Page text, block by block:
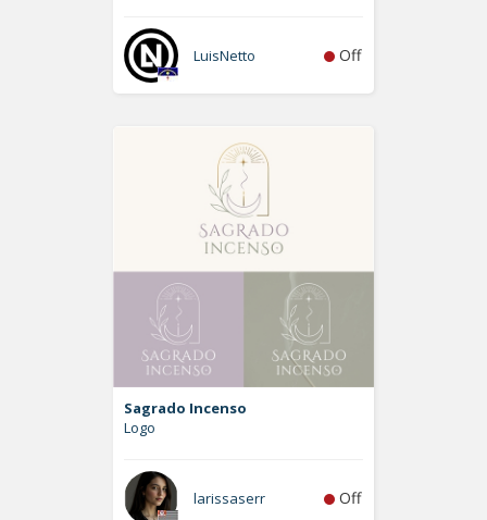
LuisNetto Off
Sagrado Incenso
Logo
larissaserr Off